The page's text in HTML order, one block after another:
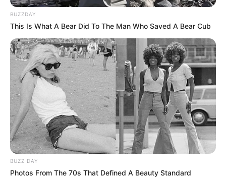
BUZZDAY
This Is What A Bear Did To The Man Who Saved A Bear Cub
BUZZ DAY
Photos From The 70s That Defined A Beauty Standard